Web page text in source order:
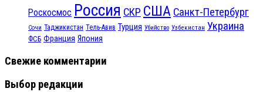
Роскосмос Россия СКР США Санкт-Петербург
Сочи Таджикистан Тель-Авив Турция Убийство Узбекистан Украина
ФСБ Франция Япония
Свежие комментарии
Выбор редакции